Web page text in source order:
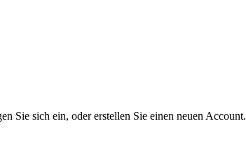
Sie sich ein, oder erstellen Sie einen neuen Account.